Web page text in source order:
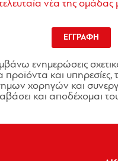
νέα της
ΕΓΓΡΑΦΗ
ενημερώσεις
και υπηρεσίες,
χορηγών και
και αποδέχομαι